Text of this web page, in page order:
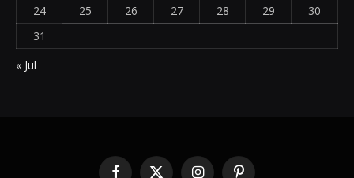
24
25 26 27 28 29
30
31
« Jul